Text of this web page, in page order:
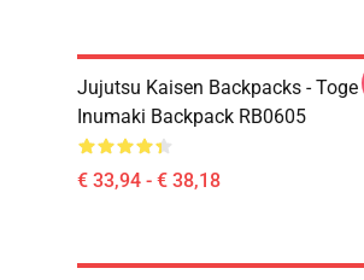
Jujutsu Kaisen Backpacks - Toge
Inumaki Backpack RB0605
€ 33,94 - € 38,18